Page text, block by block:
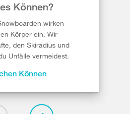
Können?
wirken
Körper ein. Wir
den Skiradius und
Unfälle vermeidest.
Können